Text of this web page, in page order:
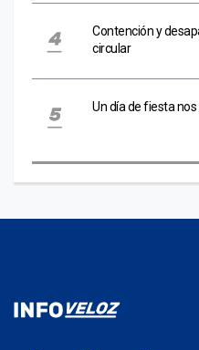
Contención y
circular
Un día de fiesta nos